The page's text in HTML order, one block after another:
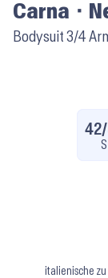
Carna ⬝
Bodysuit 3/4
S
italienische zu